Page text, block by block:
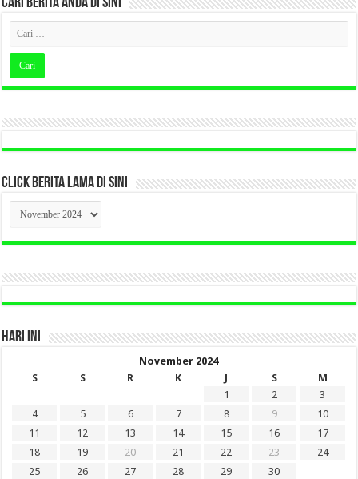
CARI BERITA ANDA DI SINI
CLICK BERITA LAMA DI SINI
CLICK
BERITA
LAMA
DI
HARI INI
November 2024
S
S R K J S
M
1
2
3
4
5 6 7 8 9
10
11
12 13 14 15 16
17
18
19 20 21 22 23
24
25
26 27 28 29
30